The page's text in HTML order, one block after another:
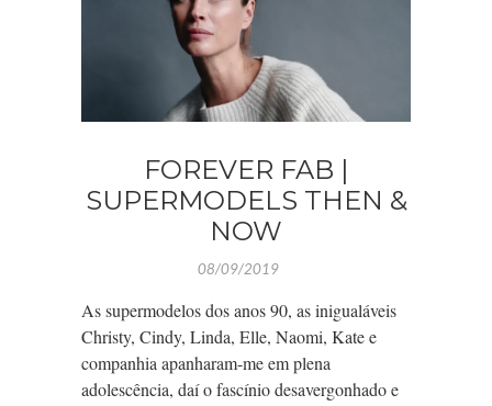
FOREVER FAB |
SUPERMODELS THEN &
NOW
08/09/2019
As supermodelos dos anos 90, as inigualáveis
Christy, Cindy, Linda, Elle, Naomi, Kate e
companhia apanharam-me em plena
adolescência, daí o fascínio desavergonhado e